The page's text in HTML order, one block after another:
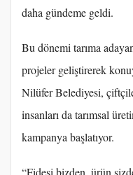
daha gündeme geldi.
Bu dönemi tarıma
projeler geliştirerek
Nilüfer Belediyesi,
insanları da tarımsal
kampanya başlatıyor.
“Fidesi bizden, ürün